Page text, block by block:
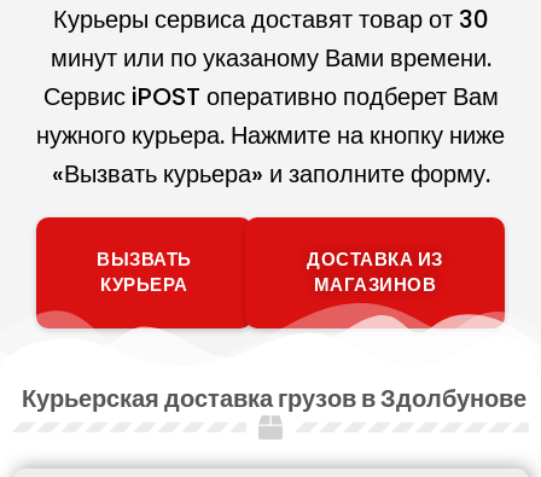
Курьеры сервиса доставят товар от 30
минут или по указаному Вами времени.
Сервис iPOST оперативно подберет Вам
нужного курьера. Нажмите на кнопку ниже
«Вызвать курьера» и заполните форму.
ВЫЗВАТЬ
КУРЬЕРА
ДОСТАВКА ИЗ
МАГАЗИНОВ
Курьерская доставка грузов в Здолбунове